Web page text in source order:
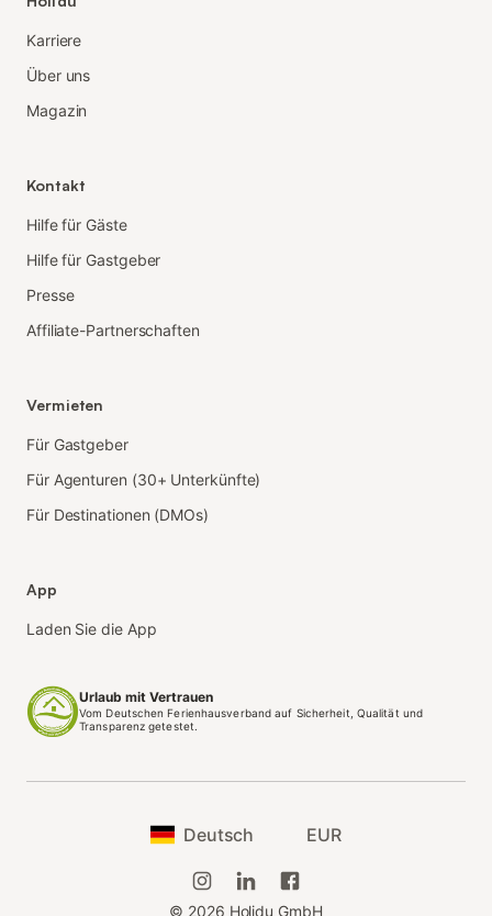
Karriere
Über uns
Magazin
Kontakt
Hilfe für Gäste
Hilfe für Gastgeber
Presse
Affiliate-Partnerschaften
Vermieten
Für Gastgeber
Für Agenturen (30+ Unterkünfte)
Für Destinationen (DMOs)
App
Laden Sie die App
Urlaub mit Vertrauen
Vom Deutschen Ferienhausverband auf Sicherheit, Qualität und
Transparenz getestet.
Deutsch EUR
© 2026 Holidu GmbH